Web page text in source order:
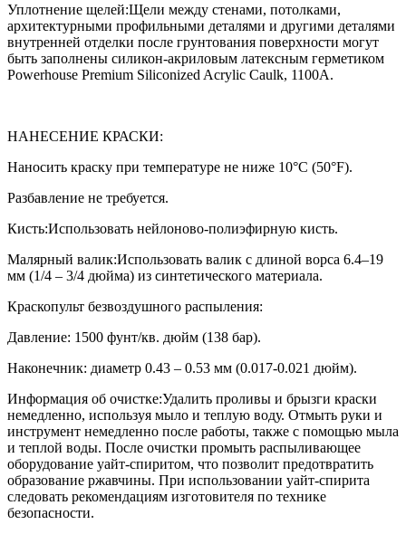
Уплотнение щелей:Щели между стенами, потолками,
архитектурными профильными деталями и другими деталями
внутренней отделки после грунтования поверхности могут
быть заполнены силикон-акриловым латексным герметиком
Powerhouse Premium Siliconized Acrylic Caulk, 1100А.
НАНЕСЕНИЕ КРАСКИ:
Наносить краску при температуре не ниже 10°С (50°F).
Разбавление не требуется.
Кисть:Использовать нейлоново-полиэфирную кисть.
Малярный валик:Использовать валик с длиной ворса 6.4–19
мм (1/4 – 3/4 дюйма) из синтетического материала.
Краскопульт безвоздушного распыления:
Давление: 1500 фунт/кв. дюйм (138 бар).
Наконечник: диаметр 0.43 – 0.53 мм (0.017-0.021 дюйм).
Информация об очистке:Удалить проливы и брызги краски
немедленно, используя мыло и теплую воду. Отмыть руки и
инструмент немедленно после работы, также с помощью мыла
и теплой воды. После очистки промыть распыливающее
оборудование уайт-спиритом, что позволит предотвратить
образование ржавчины. При использовании уайт-спирита
следовать рекомендациям изготовителя по технике
безопасности.